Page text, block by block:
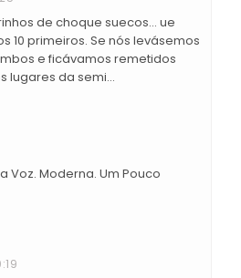
de choque suecos... ue
10 primeiros. Se nós levásemos
e ficávamos remetidos
lugares da semi...
Voz. Moderna. Um Pouco